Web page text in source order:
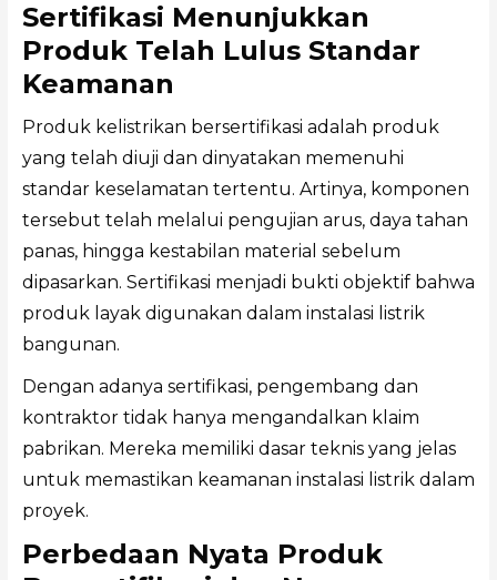
Sertifikasi Menunjukkan
Produk Telah Lulus Standar
Keamanan
Produk kelistrikan bersertifikasi adalah produk
yang telah diuji dan dinyatakan memenuhi
standar keselamatan tertentu. Artinya, komponen
tersebut telah melalui pengujian arus, daya tahan
panas, hingga kestabilan material sebelum
dipasarkan. Sertifikasi menjadi bukti objektif bahwa
produk layak digunakan dalam instalasi listrik
bangunan.
Dengan adanya sertifikasi, pengembang dan
kontraktor tidak hanya mengandalkan klaim
pabrikan. Mereka memiliki dasar teknis yang jelas
untuk memastikan keamanan instalasi listrik dalam
proyek.
Perbedaan Nyata Produk